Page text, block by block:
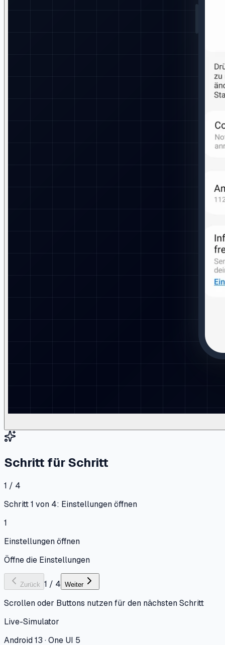
Schritt für Schritt
1 / 4
Schritt 1 von 4: Einstellungen öffnen
1
Einstellungen öffnen
Öffne die Einstellungen
Zurück 1 / 4 Weiter
Scrollen oder Buttons nutzen für den nächsten Schritt
Live-Simulator
Android 13 · One UI 5